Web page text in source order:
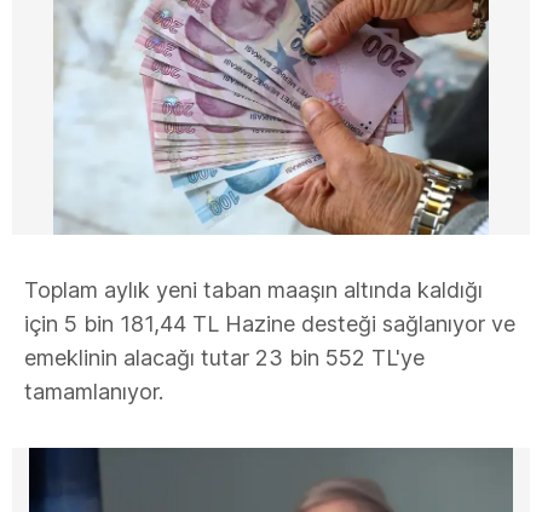
Toplam aylık yeni taban maaşın altında kaldığı
için 5 bin 181,44 TL Hazine desteği sağlanıyor ve
emeklinin alacağı tutar 23 bin 552 TL'ye
tamamlanıyor.